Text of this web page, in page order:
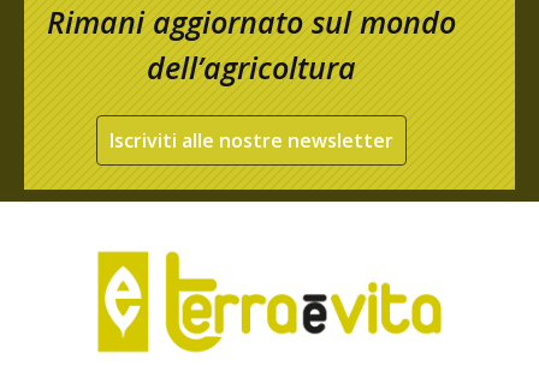
Rimani aggiornato sul mondo
dell’agricoltura
Iscriviti alle nostre newsletter